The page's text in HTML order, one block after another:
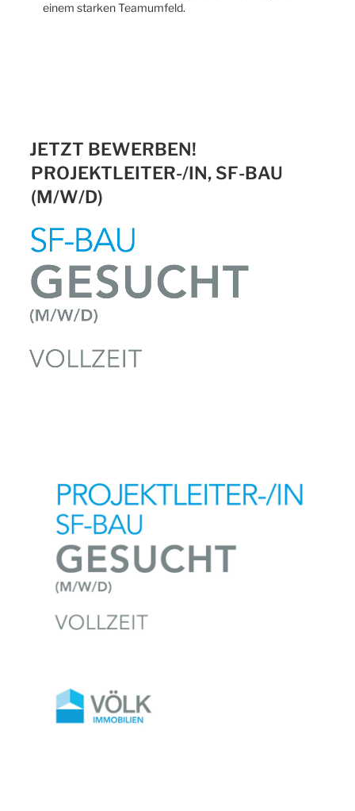
einem starken Teamumfeld.
JETZT BEWERBEN!
PROJEKTLEITER-/IN, SF-BAU
(M/W/D)